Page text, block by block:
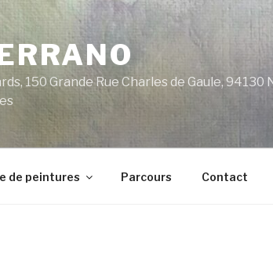
150 Grande Rue Charles de Gaule,
de peintures Parcours Contact